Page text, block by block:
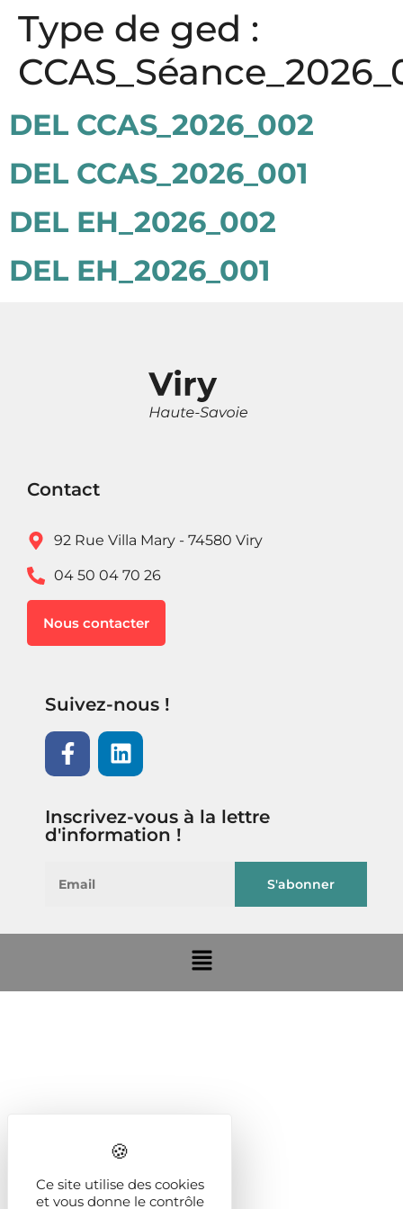
Type de ged :
DEL CCAS_2026_002
DEL CCAS_2026_001
DEL EH_2026_002
DEL EH_2026_001
Contact
92 Rue Villa Mary - 74580 Viry
04 50 04 70 26
Nous contacter
Suivez-nous !
Inscrivez-vous à la lettre
d'information !
Panneau de gestion des cookies
Ce site utilise des cookies
et vous donne le contrôle